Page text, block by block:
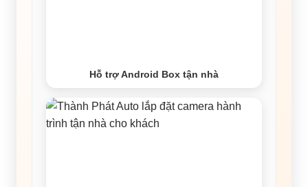
Hỗ trợ Android Box tận nhà